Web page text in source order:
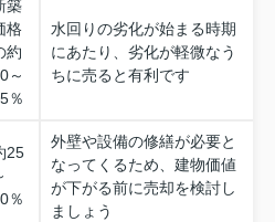
築
格
約
～
％
水回りの劣化が始まる時期
にあたり、劣化が軽微なう
ちに売ると有利です
25
％
外壁や設備の修繕が必要と
なってくるため、建物価値
が下がる前に売却を検討し
ましょう